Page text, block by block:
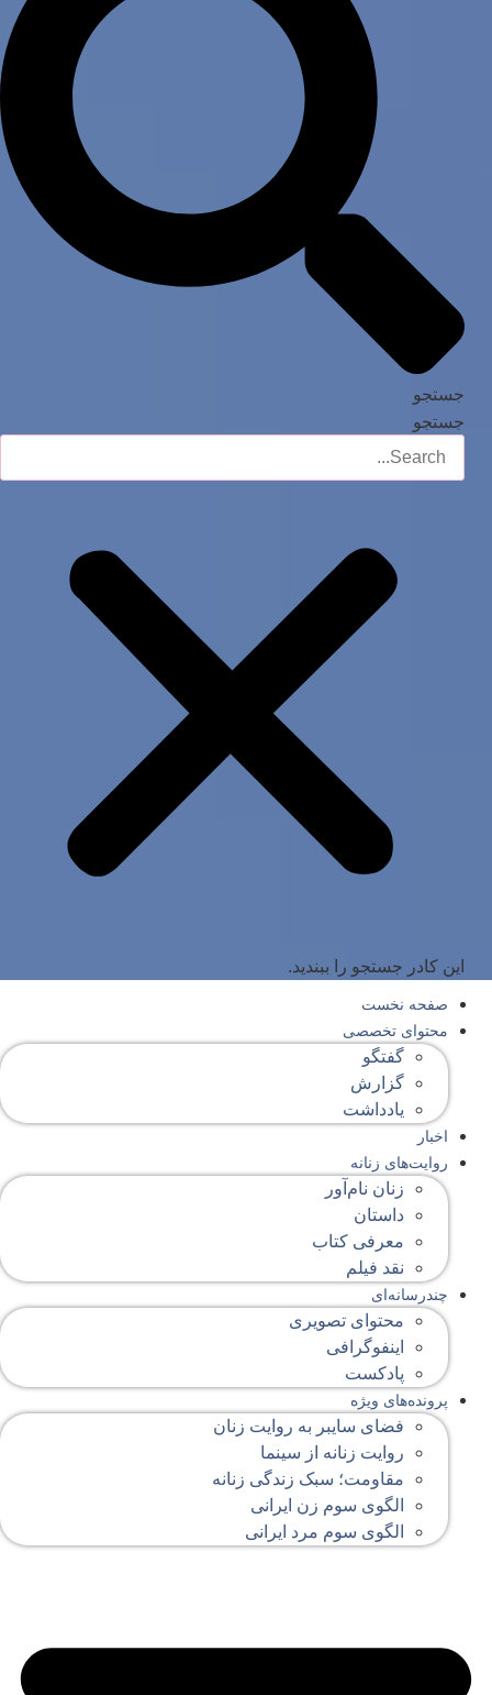
جستجو
جستجو
این کادر جستجو را ببندید.
صفحه‌ نخست
محتوای‌ تخصصی
گفتگو
گزارش
یادداشت
اخبار
روایت‌های زنانه
زنان نام‌آور
داستان
معرفی کتاب
نقد فیلم
چندرسانه‌ای
محتوای تصویری
اینفوگرافی
پادکست
پرونده‌های ویژه
فضای سایبر به روایت زنان
روایت زنانه از سینما
مقاومت؛ سبک زندگی زنانه
الگوی سوم زن ایرانی
الگوی سوم مرد ایرانی